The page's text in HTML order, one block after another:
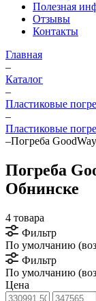
Полезная
Отзывы
Контакты
Главная
–
Каталог
–
Пластиковые
–
Пластиковые
–Погреба
Погреба
Обнинске
4 товара
Фильтр
По умолчанию
Фильтр
По умолчанию
Цена